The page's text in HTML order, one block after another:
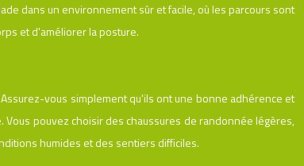
dans un environnement sûr et facile, où les parcours sont
et d'améliorer la posture.
vous simplement qu'ils ont une bonne adhérence et
pouvez choisir des chaussures de randonnée légères,
humides et des sentiers difficiles.